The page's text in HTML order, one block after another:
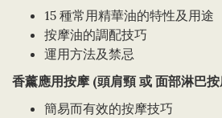
15 種常用精華油的特性及用途
按摩油的調配技巧
運用方法及禁忌
香薰應用按摩 (頭肩頸 或 面部淋巴
簡易而有效的按摩技巧